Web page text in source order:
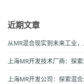
近期文章
从MR混合现实到未来工业
上海MR开发技术厂商：探
上海MR开发公司：探索混